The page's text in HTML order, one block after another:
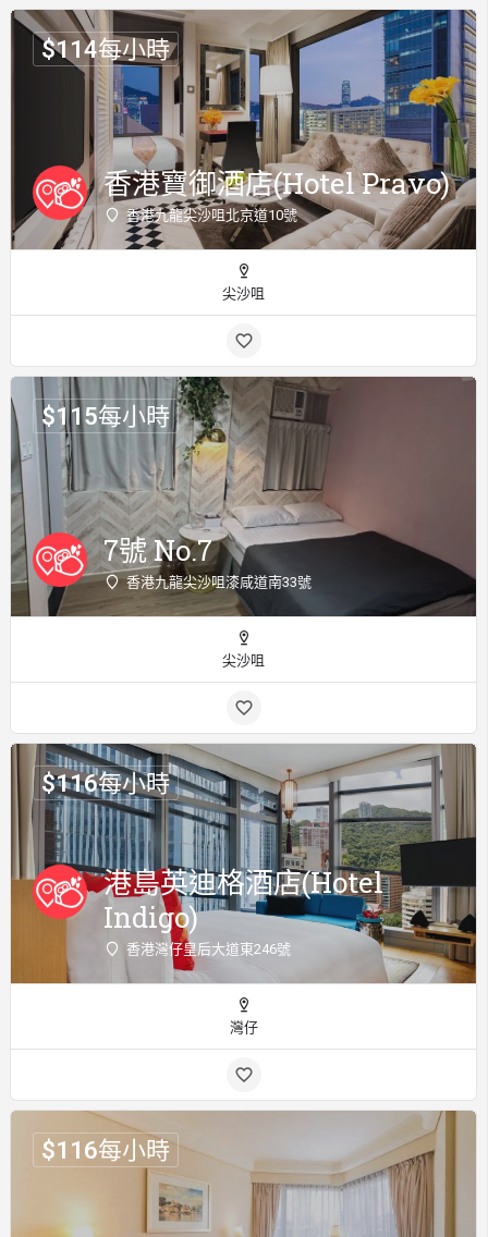
香港寶御酒店(Hotel Pravo)
香港九龍尖沙咀北京道10號
$114每小時
尖沙咀
7號 No.7
香港九龍尖沙咀漆咸道南33號
$115每小時
尖沙咀
港島英迪格酒店(Hotel
Indigo)
香港灣仔皇后大道東246號
$116每小時
灣仔
$116每小時